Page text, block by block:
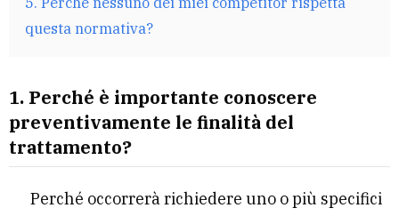
questa normativa?
1. Perché è importante conoscere
preventivamente le finalità del
trattamento?
Perché occorrerà richiedere uno o più specifici